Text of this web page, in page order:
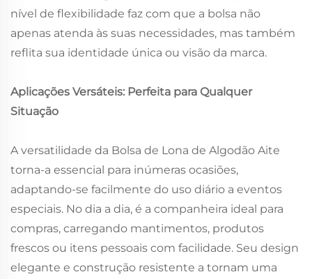
nível de flexibilidade faz com que a bolsa não
apenas atenda às suas necessidades, mas também
reflita sua identidade única ou visão da marca.
Aplicações Versáteis: Perfeita para Qualquer
Situação
A versatilidade da Bolsa de Lona de Algodão Aite
torna-a essencial para inúmeras ocasiões,
adaptando-se facilmente do uso diário a eventos
especiais. No dia a dia, é a companheira ideal para
compras, carregando mantimentos, produtos
frescos ou itens pessoais com facilidade. Seu design
elegante e construção resistente a tornam uma